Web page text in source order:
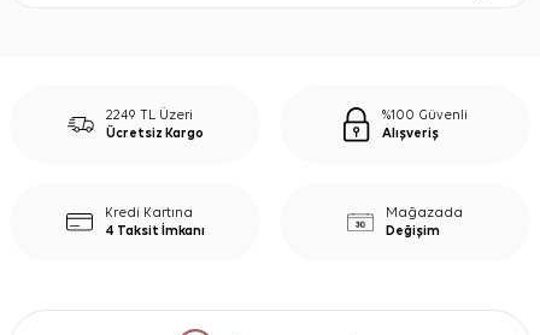
2249 TL Üzeri
Ücretsiz Kargo
%100 Güvenli
Alışveriş
Kredi Kartına
4 Taksit İmkanı
Mağazada
Değişim